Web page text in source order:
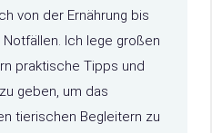
von der Ernährung bis
Ich lege großen
praktische Tipps und
geben, um das
tierischen Begleitern zu